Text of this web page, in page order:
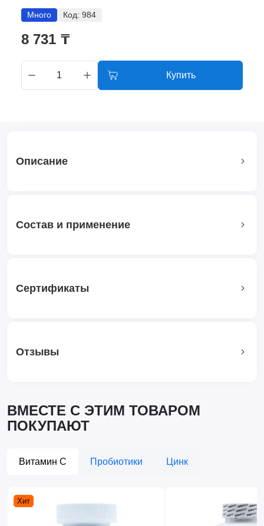
Много Код: 984
8 731 ₸
Купить
Описание
Состав и применение
Сертификаты
Отзывы
ВМЕСТЕ С ЭТИМ ТОВАРОМ
ПОКУПАЮТ
Витамин С Пробиотики Цинк
Хит